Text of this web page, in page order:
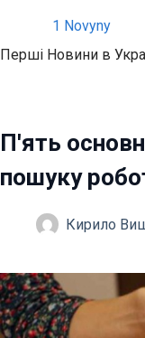
вмісту
1 Novyny
Перші Новини в
П'ять
пошуку
Кирило